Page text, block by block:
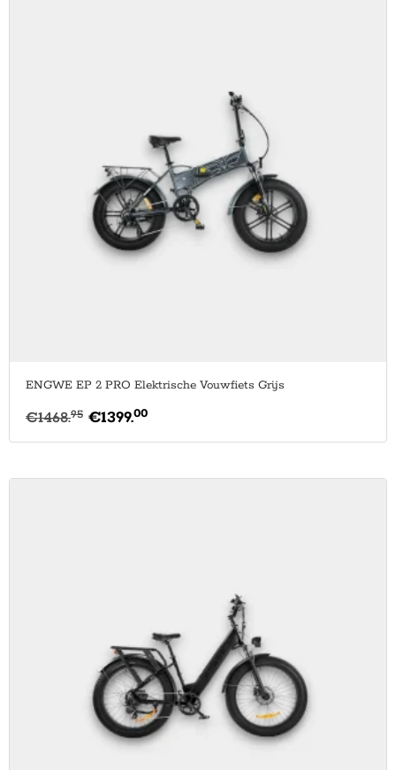
ENGWE EP 2 PRO Elektrische Vouwfiets Grijs
€1468.95 €1399.00